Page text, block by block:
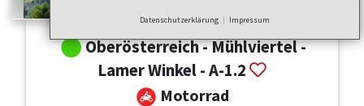
Datenschutzerklärung Impressum
Oberösterreich - Mühlviertel -
Lamer Winkel - A-1.2
Motorrad